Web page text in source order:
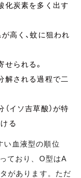
化炭素を多く出す
高く、蚊に狙われ
られる。
解される過程で二
イソ吉草酸）が特
る
い血液型の順位
ており、O型はA
があります。ただ